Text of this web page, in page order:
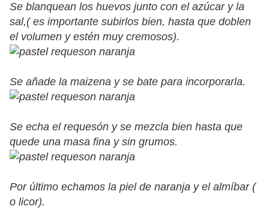
Se blanquean los huevos junto con el azúcar y la
sal,( es importante subirlos bien, hasta que doblen
el volumen y estén muy cremosos).
Se añade la maizena y se bate para incorporarla.
Se echa el requesón y se mezcla bien hasta que
quede una masa fina y sin grumos.
Por último echamos la piel de naranja y el almíbar (
o licor).